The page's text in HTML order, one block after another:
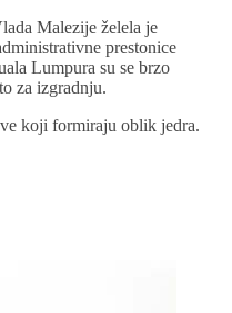
Malezije želela je
prestonice
Lumpura su se brzo
za izgradnju.
koji formiraju oblik jedra.